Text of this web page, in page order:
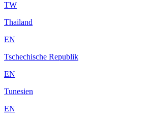
TW
Thailand
EN
Tschechische Republik
EN
Tunesien
EN